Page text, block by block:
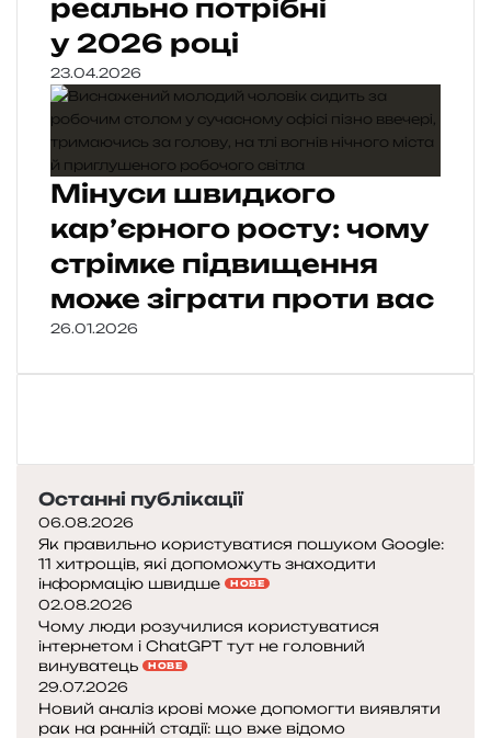
реально потрібні
у 2026 році
23.04.2026
Мінуси швидкого
кар’єрного росту: чому
стрімке підвищення
може зіграти проти вас
26.01.2026
Останні публікації
06.08.2026
Як правильно користуватися пошуком Google:
11 хитрощів, які допоможуть знаходити
інформацію швидше
НОВЕ
02.08.2026
Чому люди розучилися користуватися
інтернетом і ChatGPT тут не головний
винуватець
НОВЕ
29.07.2026
Новий аналіз крові може допомогти виявляти
рак на ранній стадії: що вже відомо